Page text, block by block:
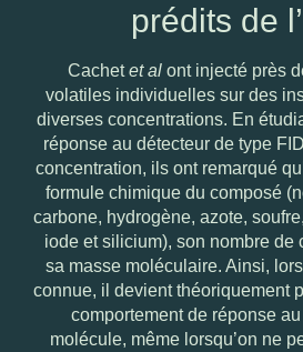
prédits de
Cachetet alont injecté près
volatiles individuelles sur des
diverses concentrations. En
réponse au détecteur de type
concentration, ils ont remarqué
formule chimique du composé
carbone, hydrogène, azote,
iode et silicium), son nombre de
sa masse moléculaire. Ainsi,
connue, il devient théoriquement
comportement de réponse au
molécule, même lorsqu’on ne